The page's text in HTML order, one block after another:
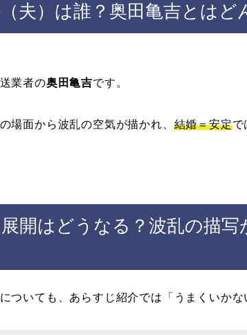
夫）は誰？奥田亀吉とはど
業者の奥田亀吉です。
場面から波乱の空気が描かれ、 結婚＝安定で
開はどうなる？波乱の描
ついても、あらすじ紹介では「うまくいかな